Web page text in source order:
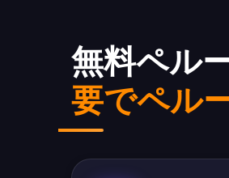
無料ペル
要でペル